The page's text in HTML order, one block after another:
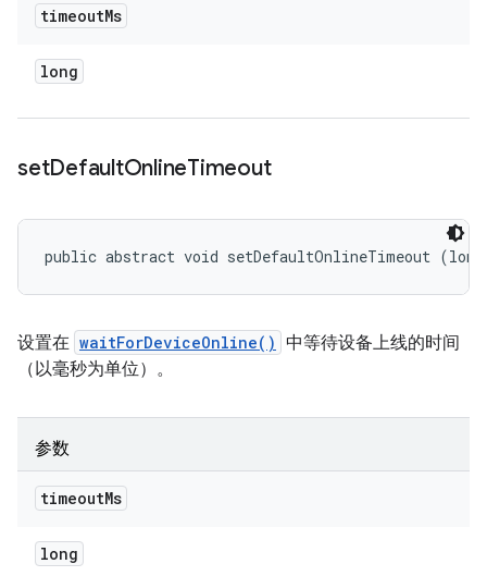
timeoutMs
long
setDefaultOnlineTimeout
public abstract void setDefaultOnlineTimeout (long
设置在 waitForDeviceOnline() 中等待设备上线的时间
（以毫秒为单位）。
参数
timeoutMs
long